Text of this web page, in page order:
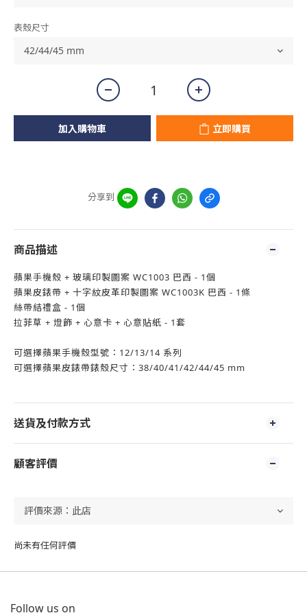
表殼尺寸
加入購物車 立即購買
分享到
商品描述
蘋果手機殼 + 玻璃印製圖案 WC1003 巴西 - 1個
蘋果皮錶帶 + 十字紋皮革印製圖案 WC1003K 巴西 - 1條
絲帶結禮盒 - 1個
拉菲草 + 燈飾 + 心意卡 + 心意貼紙 - 1套
可選擇蘋果手機殼型號：12/13/14 系列
可選擇蘋果皮錶帶錶殼尺寸：38/40/41/42/44/45 mm
送貨及付款方式
顧客評價
尚未有任何評價
Follow us on